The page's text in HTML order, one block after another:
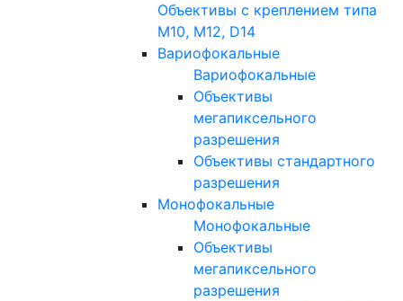
Объективы с креплением типа
M10, M12, D14
Вариофокальные
Вариофокальные
Объективы
мегапиксельного
разрешения
Объективы стандартного
разрешения
Монофокальные
Монофокальные
Объективы
мегапиксельного
разрешения